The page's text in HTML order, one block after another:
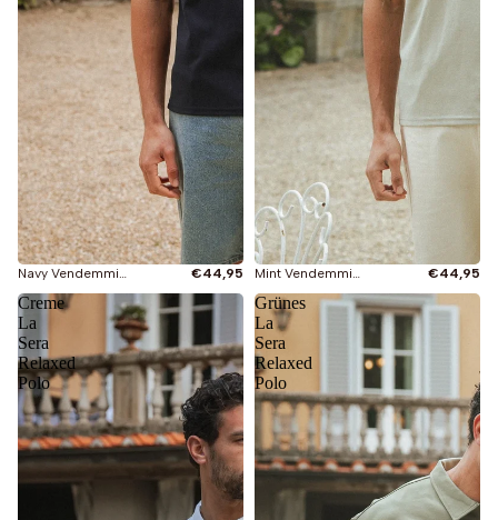
€44,95 Mint Vendemmia Relaxed Polo €44,95
Creme
La
Sera
Relaxed
Polo
Grünes
La
Sera
Relaxed
Polo